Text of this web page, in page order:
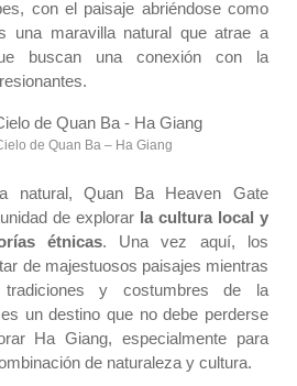
con el paisaje abriéndose como
una maravilla natural que atrae a
buscan una conexión con la
de Quan Ba – Ha Giang
natural, Quan Ba ​​​​Heaven Gate
de explorar la cultura local y
étnicas. Una vez aquí, los
de majestuosos paisajes mientras
y costumbres de la
un destino que no debe perderse
Ha Giang, especialmente para
de naturaleza y cultura.